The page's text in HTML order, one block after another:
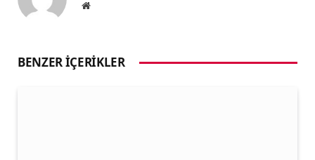
Website
BENZER İÇERIKLER